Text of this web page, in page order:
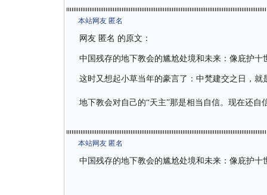
本站网友 匿名
网友 匿名 的原文：
中国残存的地下教会的尴尬处境和未来：像庇护十
这时又想起小草当年的豪言了：中梵建交之日，就
地下教会对自己的“天主”那是相当自信。现在还自
本站网友 匿名
中国残存的地下教会的尴尬处境和未来：像庇护十